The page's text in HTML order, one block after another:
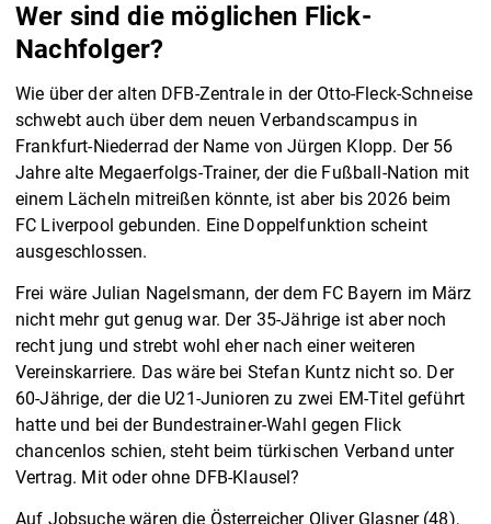
Wer sind die möglichen Flick-
Nachfolger?
Wie über der alten DFB-Zentrale in der Otto-Fleck-Schneise
schwebt auch über dem neuen Verbandscampus in
Frankfurt-Niederrad der Name von Jürgen Klopp. Der 56
Jahre alte Megaerfolgs-Trainer, der die Fußball-Nation mit
einem Lächeln mitreißen könnte, ist aber bis 2026 beim
FC Liverpool gebunden. Eine Doppelfunktion scheint
ausgeschlossen.
Frei wäre Julian Nagelsmann, der dem FC Bayern im März
nicht mehr gut genug war. Der 35-Jährige ist aber noch
recht jung und strebt wohl eher nach einer weiteren
Vereinskarriere. Das wäre bei Stefan Kuntz nicht so. Der
60-Jährige, der die U21-Junioren zu zwei EM-Titel geführt
hatte und bei der Bundestrainer-Wahl gegen Flick
chancenlos schien, steht beim türkischen Verband unter
Vertrag. Mit oder ohne DFB-Klausel?
Auf Jobsuche wären die Österreicher Oliver Glasner (48),